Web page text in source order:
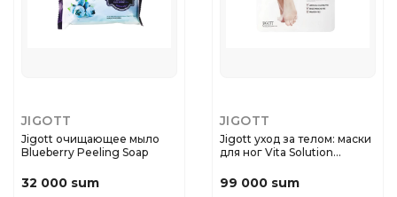
JIGOTT
Jigott очищающее мыло
Blueberry Peeling Soap
32 000 sum
JIGOTT
Jigott уход за телом: маски
для ног Vita Solution...
99 000 sum